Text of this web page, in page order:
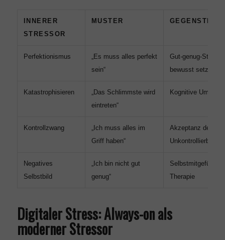
INNERER
STRESSOR
MUSTER
Perfektionismus
„Es muss alles perfekt
sein“
Gut-genug-
bewusst setzen
Katastrophisieren
„Das Schlimmste wird
eintreten“
Kognitive
Kontrollzwang
„Ich muss alles im
Griff haben“
Akzeptanz des
Unkontrollierbaren
Negatives
Selbstbild
„Ich bin nicht gut
genug“
Selbstmitgefühl
Therapie
Digitaler Stress: Always-on als
moderner Stressor